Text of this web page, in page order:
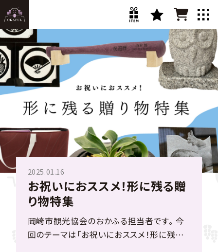
2024.07.25
【おかふるセレクション】ありが
とうの気持ちを込めて 贈答用
ギフト商品特集
岡崎市観光協会のおかふる担当者です。 今
回のテーマは「ありがとうの気持ちを込め
2025.01.16
お祝いにおススメ！形に残る贈
り物特集
岡崎市観光協会のおかふる担当者です。 今
回のテーマは「お祝いにおススメ！形に残る
2024.12.19
オカザえもん OKAFULで自
分らしいプレゼント贈ってみ
た。
拙者、オカザえもん。 日頃お世話になってい
2024.11.28
新商品登場！2024冬おかふる
セレクション
岡崎市観光協会のおかふる担当者です。
2024年冬、「おかふる」に新たに8つの商品が
2024.09.19
【おかふるセレクション】肉好き
の皆様へ贈る！おかふる 肉特
集！
岡崎市観光協会のおかふる担当者です。 第
六弾にもなる「おかふるセレクション」です